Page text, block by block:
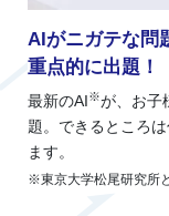
AIがニガテな問
重点的に出題！
最新のAI※が、お子
題。できるところ
ます。
※東京大学松尾研究所